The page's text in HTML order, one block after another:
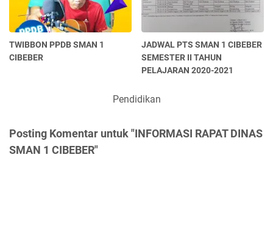
TWIBBON PPDB SMAN 1
CIBEBER
JADWAL PTS SMAN 1 CIBEBER
SEMESTER II TAHUN
PELAJARAN 2020-2021
Pendidikan
Posting Komentar untuk "INFORMASI RAPAT DINAS
SMAN 1 CIBEBER"